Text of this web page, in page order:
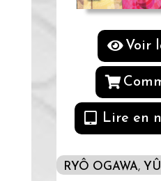
Voir
Lire en
RYÔ OGAWA,